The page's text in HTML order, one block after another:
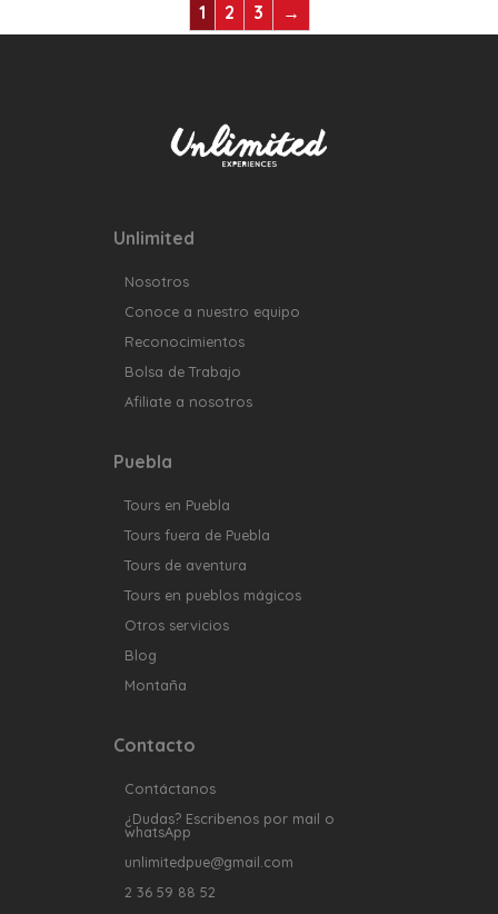
1 2 3 →
Unlimited
Nosotros
Conoce a nuestro equipo
Reconocimientos
Bolsa de Trabajo
Afiliate a nosotros
Puebla
Tours en Puebla
Tours fuera de Puebla
Tours de aventura
Tours en pueblos mágicos
Otros servicios
Blog
Montaña
Contacto
Contáctanos
¿Dudas? Escribenos por mail o
whatsApp
unlimitedpue@gmail.com
2 36 59 88 52